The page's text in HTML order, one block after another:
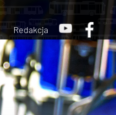
Redakcja